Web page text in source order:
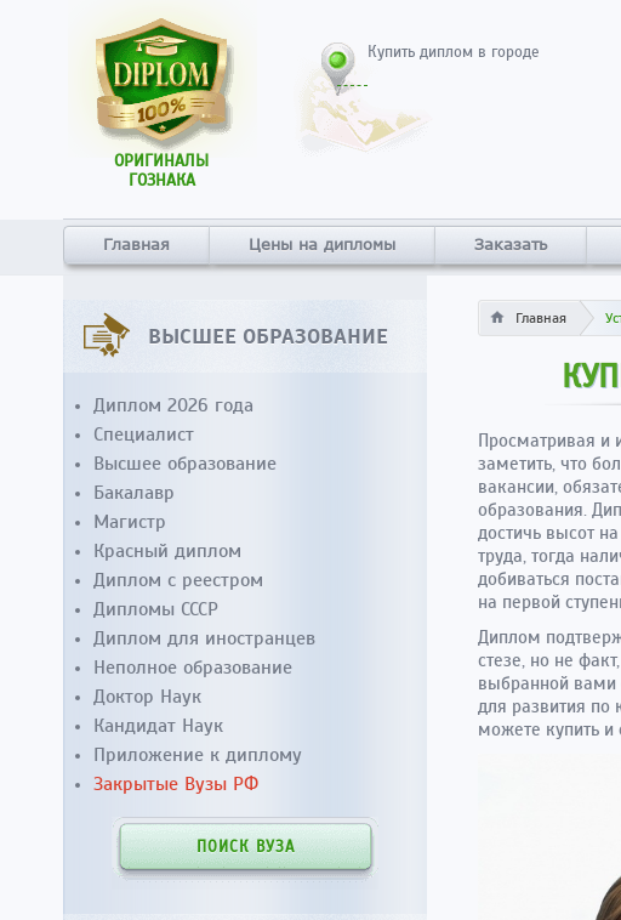
ОРИГИНАЛЫ
ГОЗНАКА
Купить диплом в городе
Главная Цены на дипломы Заказать
Главная
Просматривая и
заметить, что
вакансии,
образования.
достичь высот
труда, тогда
добиваться
на первой
Диплом
стезе, но не
выбранной вами
для развития по
можете купить и
ВЫСШЕЕ ОБРАЗОВАНИЕ
Диплом 2026 года
Специалист
Высшее образование
Бакалавр
Магистр
Красный диплом
Диплом с реестром
Дипломы СССР
Диплом для иностранцев
Неполное образование
Доктор Наук
Кандидат Наук
Приложение к диплому
Закрытые Вузы РФ
ПОИСК ВУЗА